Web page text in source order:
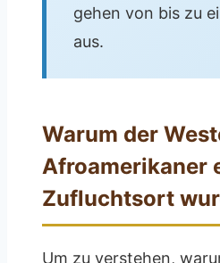
gehen von bis zu
aus.
Warum der
Afroamerikaner
Zufluchtsort
Um zu verstehen,